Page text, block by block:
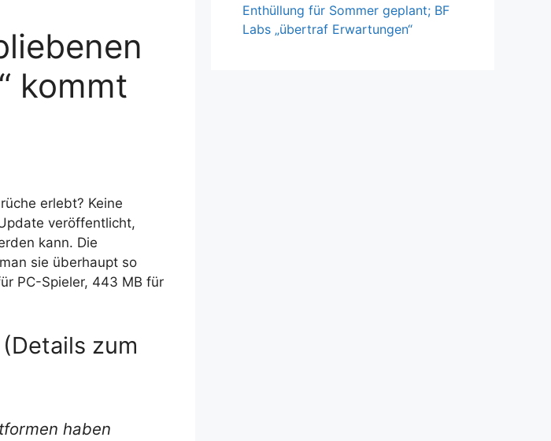
kommt
erlebt? Keine
veröffentlicht,
kann. Die
sie überhaupt so
PC-Spieler, 443 MB für
zum
haben
Enthüllung für Sommer geplant; BF
Labs „übertraf Erwartungen“